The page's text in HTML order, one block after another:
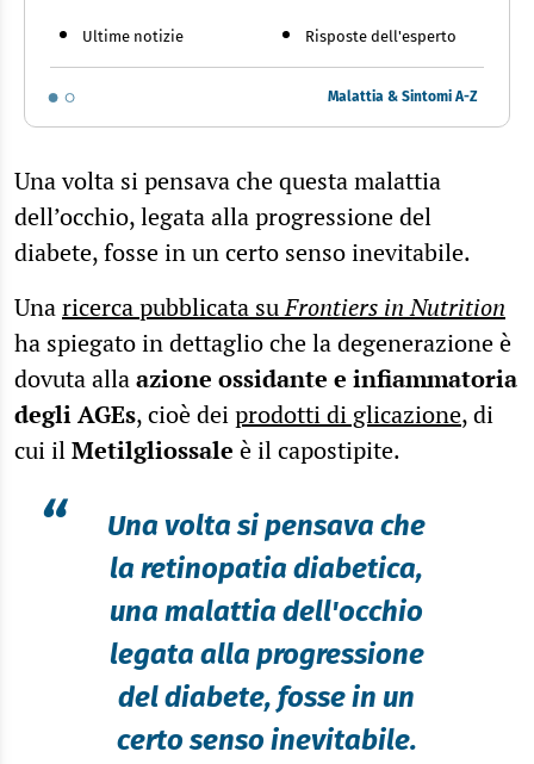
Ultime notizie Risposte dell'esperto
Malattia & Sintomi A-Z
Una volta si pensava che questa malattia
dell’occhio, legata alla progressione del
diabete, fosse in un certo senso inevitabile.
Unaricerca pubblicata suFrontiers in Nutrition
ha spiegato in dettaglio che la degenerazione è
dovuta allaazione ossidante e infiammatoria
degli AGEs, cioè deiprodotti di glicazione, di
cui ilMetilgliossale è il capostipite.
“
Una volta si pensava che
la retinopatia diabetica,
una malattia dell'occhio
legata alla progressione
del diabete, fosse in un
certo senso inevitabile.